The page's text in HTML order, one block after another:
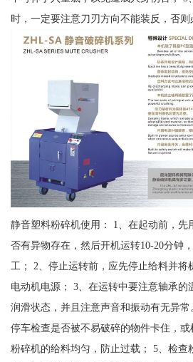
时，一定要注意刀刃方向不能装反，否则
静音塑料粉碎机使用： 1、在起动前，先
否有异物存在，然后开机运转10-20分钟
工； 2、停止运转前，应先停止给料并
电动机电源； 3、在运转中要注意轴承的
润滑状态，并且注意声音和振动有无异
停车检查是否被不易破碎的物件卡住，
粉碎机的给料均匀，防止过载； 5、检查